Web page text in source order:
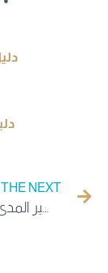
–
–
THE NEXT
ب/خ منصة تحميل جواز السفر بالنسبة للموظفين الإداريين المترشحين لبرنامج قصير المدى بالخارج 2025